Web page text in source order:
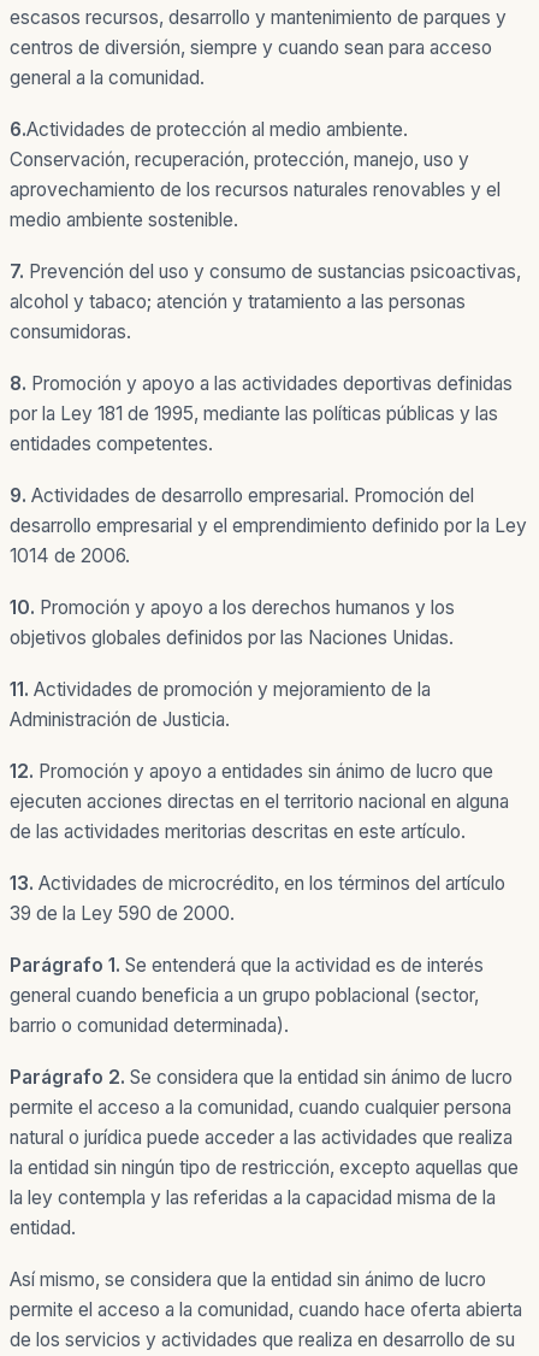
escasos recursos, desarrollo y mantenimiento de parques y
centros de diversión, siempre y cuando sean para acceso
general a la comunidad.
6.Actividades de protección al medio ambiente.
Conservación, recuperación, protección, manejo, uso y
aprovechamiento de los recursos naturales renovables y el
medio ambiente sostenible.
7. Prevención del uso y consumo de sustancias psicoactivas,
alcohol y tabaco; atención y tratamiento a las personas
consumidoras.
8. Promoción y apoyo a las actividades deportivas definidas
por la Ley 181 de 1995, mediante las políticas públicas y las
entidades competentes.
9. Actividades de desarrollo empresarial. Promoción del
desarrollo empresarial y el emprendimiento definido por la Ley
1014 de 2006.
10. Promoción y apoyo a los derechos humanos y los
objetivos globales definidos por las Naciones Unidas.
11. Actividades de promoción y mejoramiento de la
Administración de Justicia.
12. Promoción y apoyo a entidades sin ánimo de lucro que
ejecuten acciones directas en el territorio nacional en alguna
de las actividades meritorias descritas en este artículo.
13. Actividades de microcrédito, en los términos del artículo
39 de la Ley 590 de 2000.
Parágrafo 1. Se entenderá que la actividad es de interés
general cuando beneficia a un grupo poblacional (sector,
barrio o comunidad determinada).
Parágrafo 2. Se considera que la entidad sin ánimo de lucro
permite el acceso a la comunidad, cuando cualquier persona
natural o jurídica puede acceder a las actividades que realiza
la entidad sin ningún tipo de restricción, excepto aquellas que
la ley contempla y las referidas a la capacidad misma de la
entidad.
Así mismo, se considera que la entidad sin ánimo de lucro
permite el acceso a la comunidad, cuando hace oferta abierta
de los servicios y actividades que realiza en desarrollo de su